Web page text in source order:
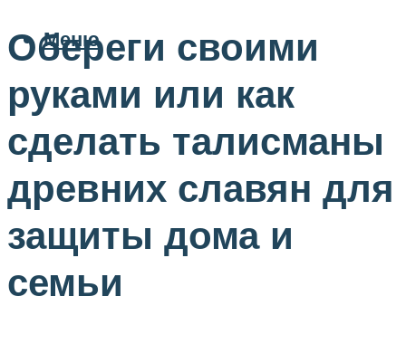
Меню
Обереги своими
руками или как
сделать талисманы
древних славян для
защиты дома и
семьи